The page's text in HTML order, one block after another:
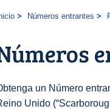
Números entrantes
un Número
Unido